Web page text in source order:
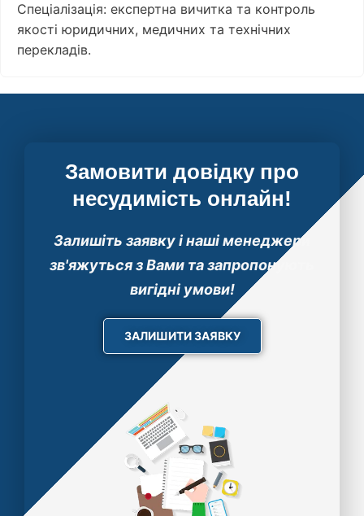
Спеціалізація: експертна вичитка та контроль
якості юридичних, медичних та технічних
перекладів.
Замовити довідку про
несудимість онлайн!
Залишіть заявку i наші менеджери
зв'яжуться з Вами та запропонують
вигідні умови!
ЗАЛИШИТИ ЗАЯВКУ